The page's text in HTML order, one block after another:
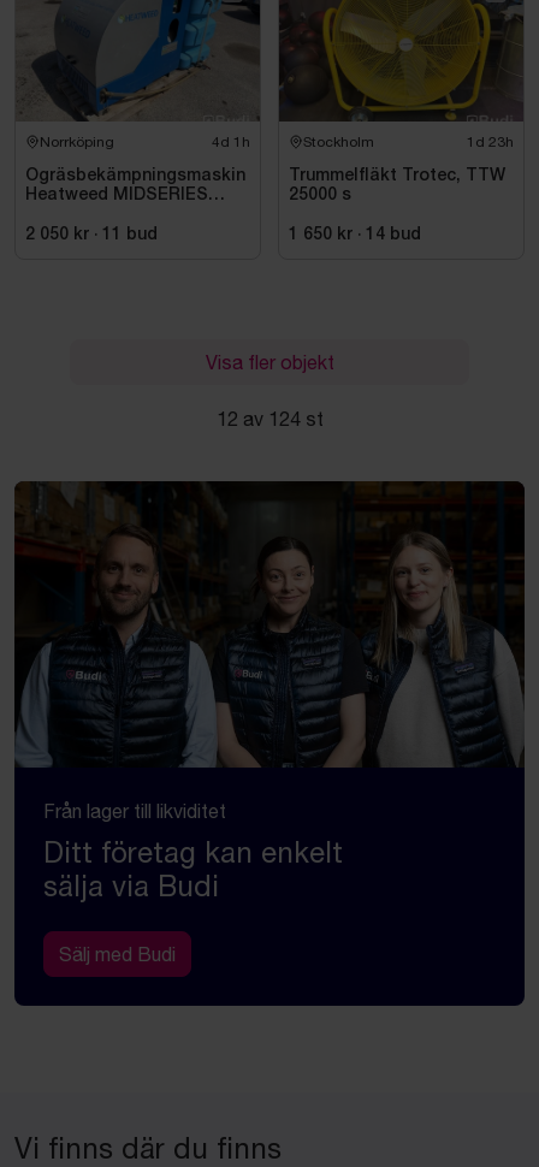
Norrköping 4d 1h
Ogräsbekämpningsmaskin
Heatweed MIDSERIES
2 050 kr · 11 bud
Stockholm 1d 23h
Trummelfläkt Trotec, TTW
25000 s
1 650 kr · 14 bud
Visa fler objekt
12 av 124 st
Från lager till likviditet
Ditt företag kan enkelt
sälja via Budi
Sälj med Budi
Vi finns där du finns